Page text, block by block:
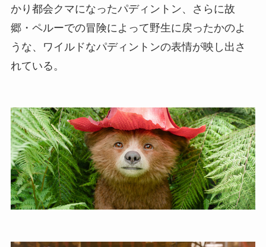
かり都会クマになったパディントン、さらに故
郷・ペルーでの冒険によって野生に戻ったかのよ
うな、ワイルドなパディントンの表情が映し出さ
れている。